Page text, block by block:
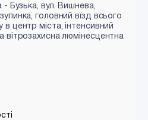
Бузька, вул. Вишнева,
головний вїзд всього
в центр міста, інтенсивний
вітрозахисна люмінесцентна